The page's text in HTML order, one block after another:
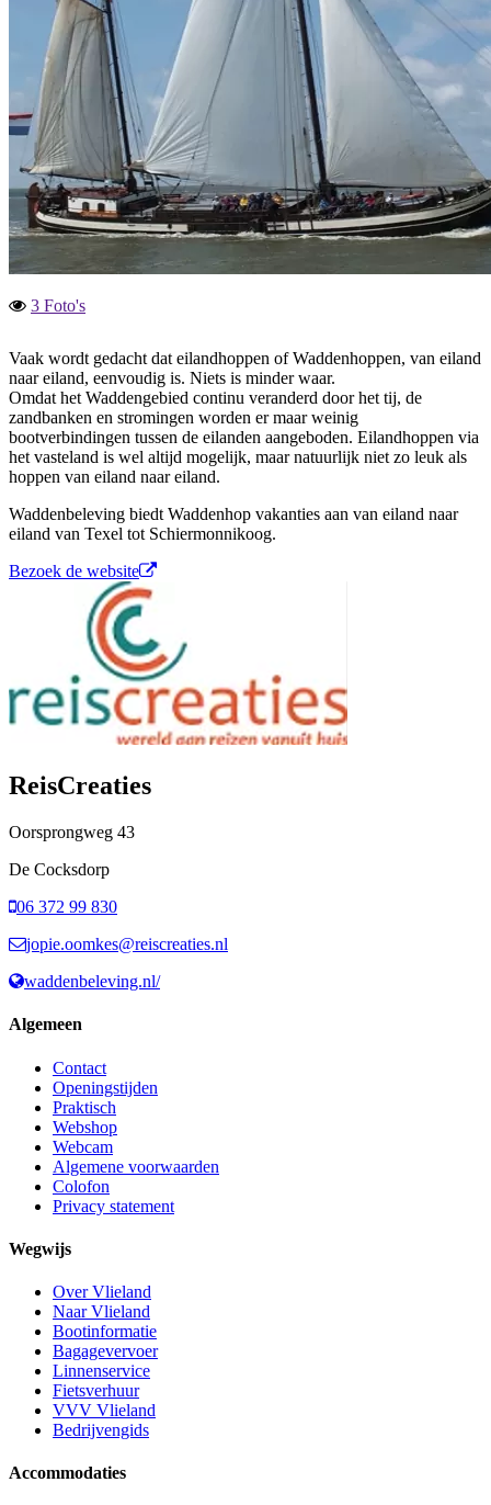
3 Foto's
Vaak wordt gedacht dat eilandhoppen of Waddenhoppen, van eiland
naar eiland, eenvoudig is. Niets is minder waar.
Omdat het Waddengebied continu veranderd door het tij, de
zandbanken en stromingen worden er maar weinig
bootverbindingen tussen de eilanden aangeboden. Eilandhoppen via
het vasteland is wel altijd mogelijk, maar natuurlijk niet zo leuk als
hoppen van eiland naar eiland.
Waddenbeleving biedt Waddenhop vakanties aan van eiland naar
eiland van Texel tot Schiermonnikoog.
Bezoek de website
ReisCreaties
Oorsprongweg 43
De Cocksdorp
06 372 99 830
jopie.oomkes@reiscreaties.nl
waddenbeleving.nl/
Algemeen
Contact
Openingstijden
Praktisch
Webshop
Webcam
Algemene voorwaarden
Colofon
Privacy statement
Wegwijs
Over Vlieland
Naar Vlieland
Bootinformatie
Bagagevervoer
Linnenservice
Fietsverhuur
VVV Vlieland
Bedrijvengids
Accommodaties